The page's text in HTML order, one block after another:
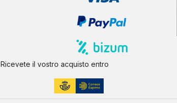
Ricevete il vostro acquisto entro